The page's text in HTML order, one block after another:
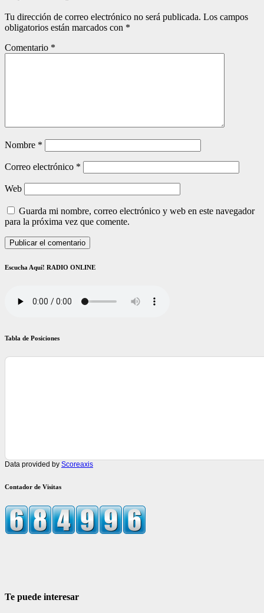
Tu dirección de correo electrónico no será publicada. Los campos
obligatorios están marcados con *
Comentario *
Nombre *
Correo electrónico *
Web
Guarda mi nombre, correo electrónico y web en este navegador
para la próxima vez que comente.
Escucha Aquí! RADIO ONLINE
Tabla de Posiciones
Data provided by Scoreaxis
Contador de Visitas
Te puede interesar